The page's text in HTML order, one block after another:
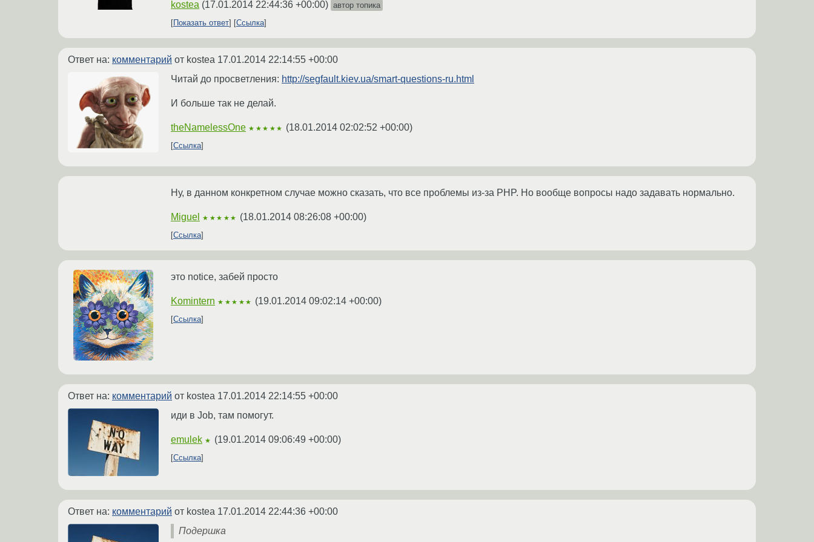
kostea (17.01.2014 22:44:36 +00:00) автор топика
Показать ответ
Ссылка
Ответ на: комментарий от kostea 17.01.2014 22:14:55 +00:00
Читай до просветления: http://segfault.kiev.ua/smart-questions-ru.html
И больше так не делай.
theNamelessOne ★★★★★ (18.01.2014 02:02:52 +00:00)
Ссылка
Ну, в данном конкретном случае можно сказать, что все проблемы из-за PHP. Но вообще вопросы надо задавать нормально.
Miguel ★★★★★ (18.01.2014 08:26:08 +00:00)
Ссылка
это notice, забей просто
Komintern ★★★★★ (19.01.2014 09:02:14 +00:00)
Ссылка
Ответ на: комментарий от kostea 17.01.2014 22:14:55 +00:00
иди в Job, там помогут.
emulek ★ (19.01.2014 09:06:49 +00:00)
Ссылка
Ответ на: комментарий от kostea 17.01.2014 22:44:36 +00:00
Подершка